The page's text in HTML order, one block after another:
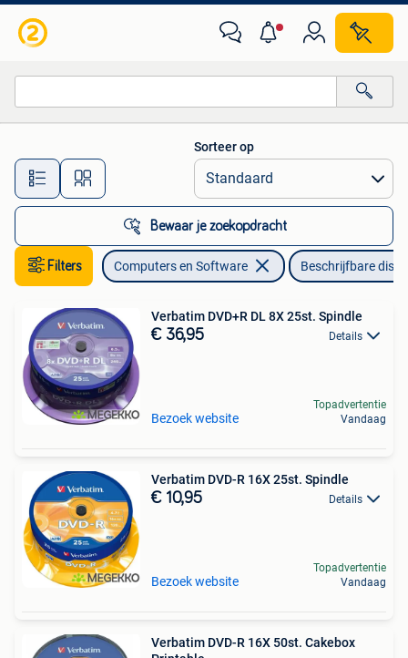
Alle afstanden…
Sorteer op
Bewaar je zoekopdracht
Filters Computers en Software Beschrijfbare discs
Verbatim DVD+R DL 8X 25st. Spindle
€ 36,95 Details
Bezoek website
Topadvertentie
Vandaag
Verbatim DVD-R 16X 25st. Spindle
€ 10,95 Details
Bezoek website
Topadvertentie
Vandaag
Verbatim DVD-R 16X 50st. Cakebox